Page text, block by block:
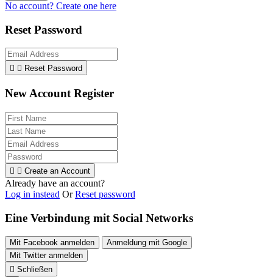
No account? Create one here
Reset Password
  Reset Password
New Account Register
  Create an Account
Already have an account?
Log in instead OrReset password
Eine Verbindung mit Social Networks
Mit Facebook anmelden
Anmeldung mit Google
Mit Twitter anmelden
 Schließen